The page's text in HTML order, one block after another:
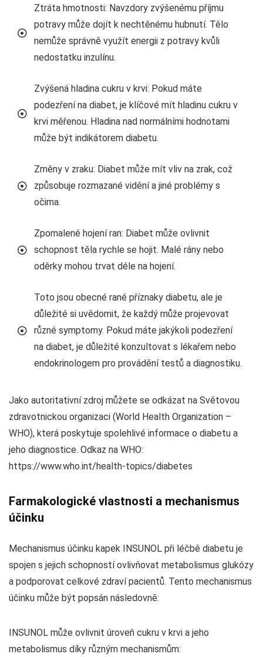
Ztráta hmotnosti: Navzdory zvýšenému příjmu
potravy může dojít k nechtěnému hubnutí. Tělo
nemůže správně využít energii z potravy kvůli
nedostatku inzulínu.
Zvýšená hladina cukru v krvi: Pokud máte
podezření na diabet, je klíčové mít hladinu cukru v
krvi měřenou. Hladina nad normálními hodnotami
může být indikátorem diabetu.
Změny v zraku: Diabet může mít vliv na zrak, což
způsobuje rozmazané vidění a jiné problémy s
očima.
Zpomalené hojení ran: Diabet může ovlivnit
schopnost těla rychle se hojit. Malé rány nebo
oděrky mohou trvat déle na hojení.
Toto jsou obecné rané příznaky diabetu, ale je
důležité si uvědomit, že každý může projevovat
různé symptomy. Pokud máte jakýkoli podezření
na diabet, je důležité konzultovat s lékařem nebo
endokrinologem pro provádění testů a diagnostiku.
Jako autoritativní zdroj můžete se odkázat na Světovou
zdravotnickou organizaci (World Health Organization –
WHO), která poskytuje spolehlivé informace o diabetu a
jeho diagnostice. Odkaz na WHO:
https://www.who.int/health-topics/diabetes
Farmakologické vlastnosti a mechanismus
účinku
Mechanismus účinku kapek INSUNOL při léčbě diabetu je
spojen s jejich schopností ovlivňovat metabolismus glukózy
a podporovat celkové zdraví pacientů. Tento mechanismus
účinku může být popsán následovně:
INSUNOL může ovlivnit úroveň cukru v krvi a jeho
metabolismus díky různým mechanismům: